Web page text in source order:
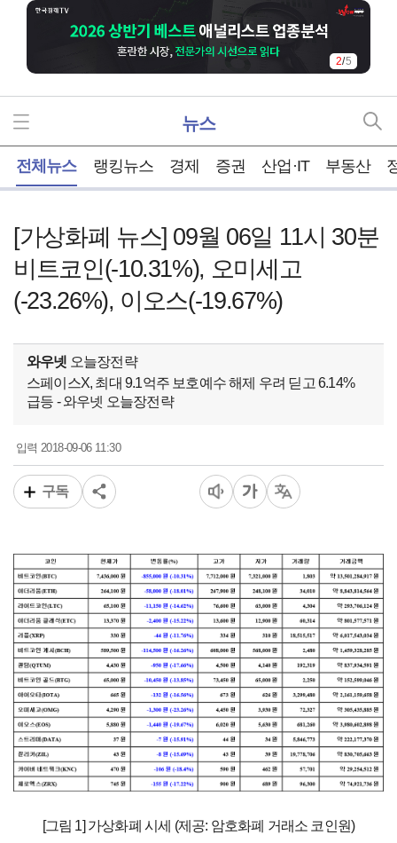
2/5
뉴스
전체뉴스 랭킹뉴스 경제 증권 산업·IT 부동산
[가상화폐 뉴스] 09월 06일 11시 30분
비트코인(-10.31%), 오미세고
(-23.26%), 이오스(-19.67%)
와우넷 오늘장전략
스페이스X, 최대 9.1억주 보호예수 해제 우려 딛고 6.14%
급등 - 와우넷 오늘장전략
입력2018-09-06 11:30
구독
[그림 1] 가상화폐 시세 (제공: 암호화폐 거래소 코인원)